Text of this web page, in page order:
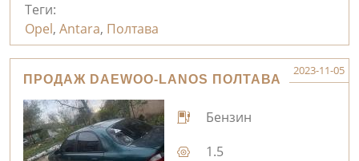
Теги:
Opel, Antara, Полтава
ПРОДАЖ DAEWOO-LANOS ПОЛТАВА
2023-11-05
Бензин
1.5